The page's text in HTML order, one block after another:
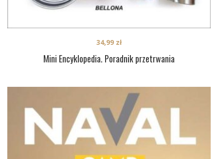
Mini Encyklopedia. Poradnik przetrwania
34,99 zł